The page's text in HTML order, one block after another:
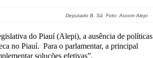
Deputado B. Sá Foto: Ascom Alepi
do Piauí (Alepi), a ausência de políticas
no Piauí. Para o parlamentar, a principal
soluções efetivas”.